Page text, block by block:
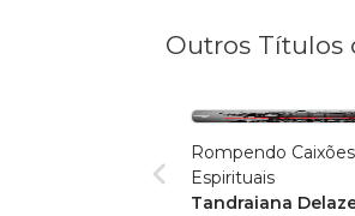
Outros Títulos
Rompendo Caixões
Espirituais
Tandraiana